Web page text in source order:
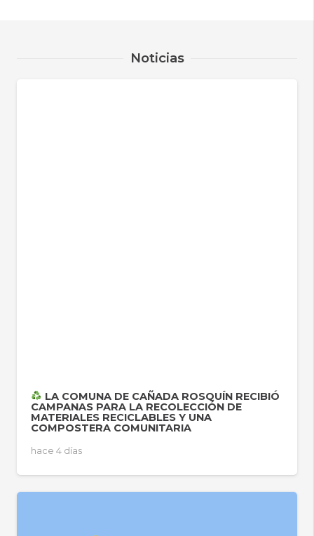
Noticias
LA COMUNA DE CAÑADA ROSQUÍN RECIBIÓ
CAMPANAS PARA LA RECOLECCIÓN DE
MATERIALES RECICLABLES Y UNA
COMPOSTERA COMUNITARIA
hace 4 días